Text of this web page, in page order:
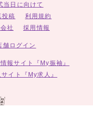
当日に向けて
投稿
利用規約
社 採用情報
舗ログイン
報サイト『My振袖』
イト『My求人』